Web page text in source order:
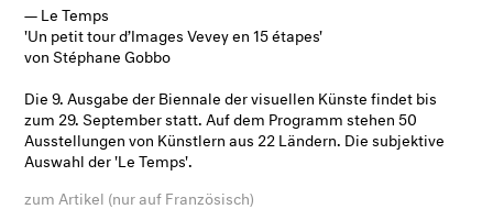
— Le Temps
'Un petit tour d’Images Vevey en 15 étapes'
von Stéphane Gobbo
Die 9. Ausgabe der Biennale der visuellen Künste findet bis
zum 29. September statt. Auf dem Programm stehen 50
Ausstellungen von Künstlern aus 22 Ländern. Die subjektive
Auswahl der 'Le Temps'.
zum Artikel (nur auf Französisch)